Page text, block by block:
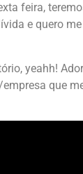
feira,
e quero
yeahh!
que